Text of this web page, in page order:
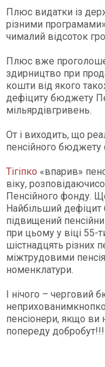
Плюс видатки із
різними
чималий відсоток
Плюс вже
здирництво при
кошти від якого
дефіциту бюджету
мільярдівгривень.
От і виходить, що
пенсійного бюджету
Тігіпко «впарив»
віку,
Пенсійного фонду.
Найбільший
підвищений
при цьому у віці 55-
шістнадцять різних
міжтрудовими
номенклатури.
І нічого –
пенсіонери, якщо ви
попереду добробут!!!